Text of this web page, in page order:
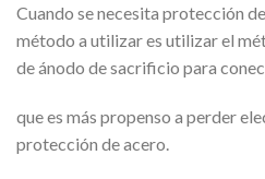
Cuando se necesita protección
método a utilizar es utilizar el
de ánodo de sacrificio para
que es más propenso a perder
protección de acero.